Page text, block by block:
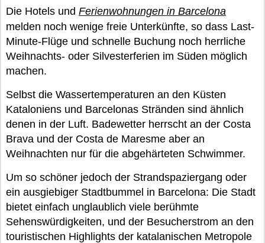
Die Hotels und Ferienwohnungen in Barcelona
melden noch wenige freie Unterkünfte, so dass Last-
Minute-Flüge und schnelle Buchung noch herrliche
Weihnachts- oder Silvesterferien im Süden möglich
machen.
Selbst die Wassertemperaturen an den Küsten
Kataloniens und Barcelonas Stränden sind ähnlich
denen in der Luft. Badewetter herrscht an der Costa
Brava und der Costa de Maresme aber an
Weihnachten nur für die abgehärteten Schwimmer.
Um so schöner jedoch der Strandspaziergang oder
ein ausgiebiger Stadtbummel in Barcelona: Die Stadt
bietet einfach unglaublich viele berühmte
Sehenswürdigkeiten, und der Besucherstrom an den
touristischen Highlights der katalanischen Metropole